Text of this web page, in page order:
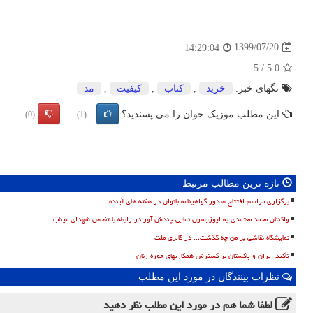
1399/07/20
14:29:04
5.0
/
5
تگهای خبر:
خرید , كتاب , كیفیت , مد
این مطلب موزیک خوان را می پسندید؟ (1)
(0)
تازه ترین مطالب مرتبط
برگزاری مراسم افتتاح صدور گواهینامه بانوان در هفته های آینده
واکنش محمد معتمدی به اپوزیسون نمایی چندش آور در رابطه با تفحص شهدای میناب!
نمایشگاه نقاشی بر من چه گذشت... در گالری ملت
تأکید ایران و پاکستان بر گسترش همکاریهای حوزه زنان
نظرات بینندگان در مورد این مطلب
لطفا شما همدر مورد این مطلبنظر دهید